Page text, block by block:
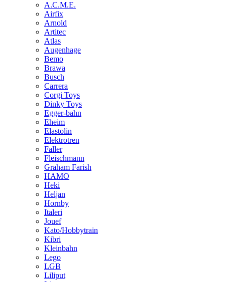
A.C.M.E.
Airfix
Arnold
Artitec
Atlas
Augenhage
Bemo
Brawa
Busch
Carrera
Corgi Toys
Dinky Toys
Egger-bahn
Eheim
Elastolin
Elektrotren
Faller
Fleischmann
Graham Farish
HAMO
Heki
Heljan
Hornby
Italeri
Jouef
Kato/Hobbytrain
Kibri
Kleinbahn
Lego
LGB
Liliput